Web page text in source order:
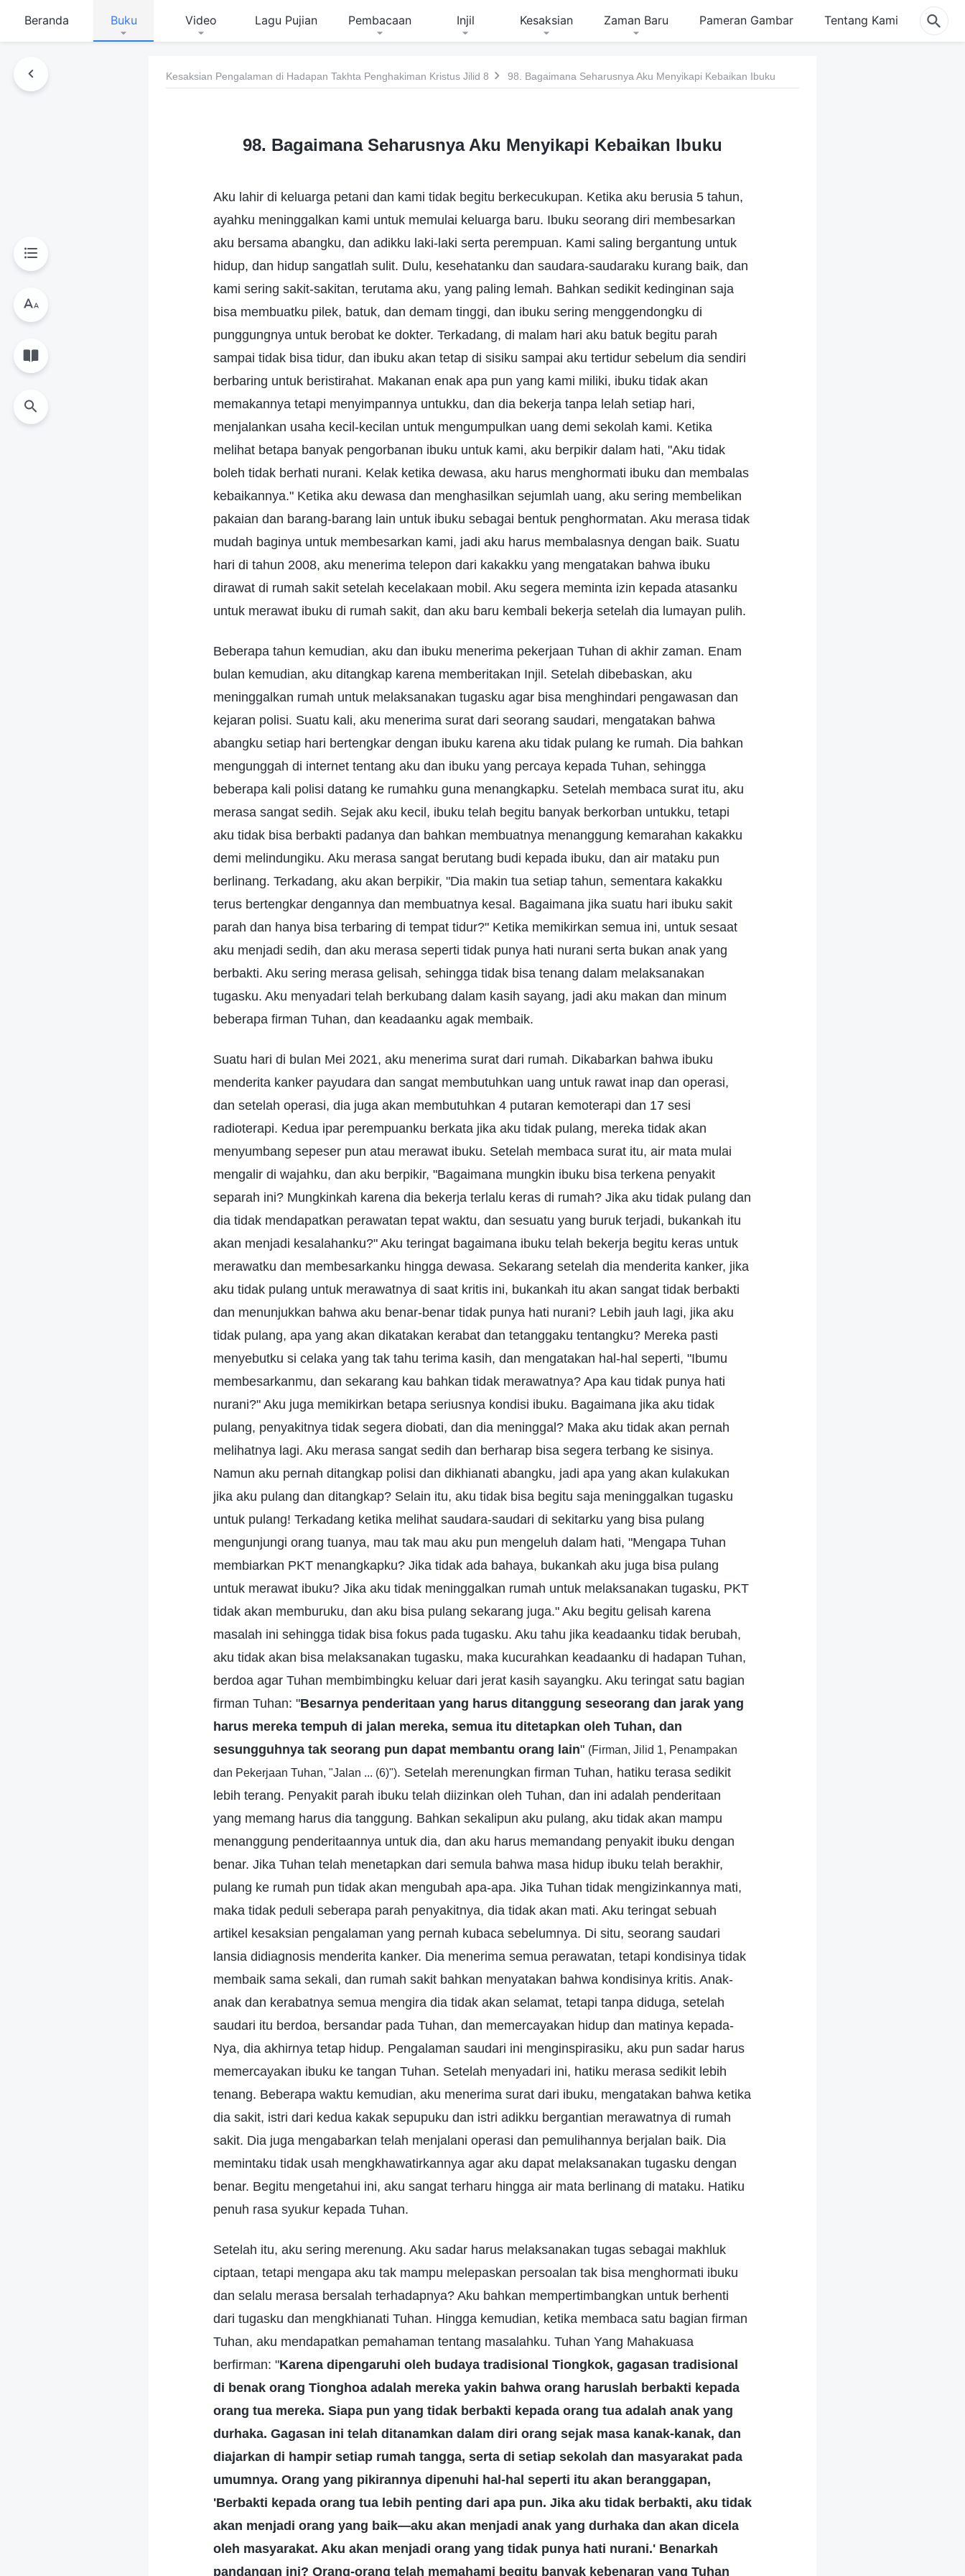
Beranda Buku Video Lagu Pujian Pembacaan Injil Kesaksian Zaman Baru Pameran Gambar Tentang Kami
Kesaksian Pengalaman di Hadapan Takhta Penghakiman Kristus Jilid 8 98. Bagaimana Seharusnya Aku Menyikapi Kebaikan Ibuku
98. Bagaimana Seharusnya Aku Menyikapi Kebaikan Ibuku
Aku lahir di keluarga petani dan kami tidak begitu berkecukupan. Ketika aku berusia 5 tahun,
ayahku meninggalkan kami untuk memulai keluarga baru. Ibuku seorang diri membesarkan
aku bersama abangku, dan adikku laki-laki serta perempuan. Kami saling bergantung untuk
hidup, dan hidup sangatlah sulit. Dulu, kesehatanku dan saudara-saudaraku kurang baik, dan
kami sering sakit-sakitan, terutama aku, yang paling lemah. Bahkan sedikit kedinginan saja
bisa membuatku pilek, batuk, dan demam tinggi, dan ibuku sering menggendongku di
punggungnya untuk berobat ke dokter. Terkadang, di malam hari aku batuk begitu parah
sampai tidak bisa tidur, dan ibuku akan tetap di sisiku sampai aku tertidur sebelum dia sendiri
berbaring untuk beristirahat. Makanan enak apa pun yang kami miliki, ibuku tidak akan
memakannya tetapi menyimpannya untukku, dan dia bekerja tanpa lelah setiap hari,
menjalankan usaha kecil-kecilan untuk mengumpulkan uang demi sekolah kami. Ketika
melihat betapa banyak pengorbanan ibuku untuk kami, aku berpikir dalam hati, "Aku tidak
boleh tidak berhati nurani. Kelak ketika dewasa, aku harus menghormati ibuku dan membalas
kebaikannya." Ketika aku dewasa dan menghasilkan sejumlah uang, aku sering membelikan
pakaian dan barang-barang lain untuk ibuku sebagai bentuk penghormatan. Aku merasa tidak
mudah baginya untuk membesarkan kami, jadi aku harus membalasnya dengan baik. Suatu
hari di tahun 2008, aku menerima telepon dari kakakku yang mengatakan bahwa ibuku
dirawat di rumah sakit setelah kecelakaan mobil. Aku segera meminta izin kepada atasanku
untuk merawat ibuku di rumah sakit, dan aku baru kembali bekerja setelah dia lumayan pulih.
Beberapa tahun kemudian, aku dan ibuku menerima pekerjaan Tuhan di akhir zaman. Enam
bulan kemudian, aku ditangkap karena memberitakan Injil. Setelah dibebaskan, aku
meninggalkan rumah untuk melaksanakan tugasku agar bisa menghindari pengawasan dan
kejaran polisi. Suatu kali, aku menerima surat dari seorang saudari, mengatakan bahwa
abangku setiap hari bertengkar dengan ibuku karena aku tidak pulang ke rumah. Dia bahkan
mengunggah di internet tentang aku dan ibuku yang percaya kepada Tuhan, sehingga
beberapa kali polisi datang ke rumahku guna menangkapku. Setelah membaca surat itu, aku
merasa sangat sedih. Sejak aku kecil, ibuku telah begitu banyak berkorban untukku, tetapi
aku tidak bisa berbakti padanya dan bahkan membuatnya menanggung kemarahan kakakku
demi melindungiku. Aku merasa sangat berutang budi kepada ibuku, dan air mataku pun
berlinang. Terkadang, aku akan berpikir, "Dia makin tua setiap tahun, sementara kakakku
terus bertengkar dengannya dan membuatnya kesal. Bagaimana jika suatu hari ibuku sakit
parah dan hanya bisa terbaring di tempat tidur?" Ketika memikirkan semua ini, untuk sesaat
aku menjadi sedih, dan aku merasa seperti tidak punya hati nurani serta bukan anak yang
berbakti. Aku sering merasa gelisah, sehingga tidak bisa tenang dalam melaksanakan
tugasku. Aku menyadari telah berkubang dalam kasih sayang, jadi aku makan dan minum
beberapa firman Tuhan, dan keadaanku agak membaik.
Suatu hari di bulan Mei 2021, aku menerima surat dari rumah. Dikabarkan bahwa ibuku
menderita kanker payudara dan sangat membutuhkan uang untuk rawat inap dan operasi,
dan setelah operasi, dia juga akan membutuhkan 4 putaran kemoterapi dan 17 sesi
radioterapi. Kedua ipar perempuanku berkata jika aku tidak pulang, mereka tidak akan
menyumbang sepeser pun atau merawat ibuku. Setelah membaca surat itu, air mata mulai
mengalir di wajahku, dan aku berpikir, "Bagaimana mungkin ibuku bisa terkena penyakit
separah ini? Mungkinkah karena dia bekerja terlalu keras di rumah? Jika aku tidak pulang dan
dia tidak mendapatkan perawatan tepat waktu, dan sesuatu yang buruk terjadi, bukankah itu
akan menjadi kesalahanku?" Aku teringat bagaimana ibuku telah bekerja begitu keras untuk
merawatku dan membesarkanku hingga dewasa. Sekarang setelah dia menderita kanker, jika
aku tidak pulang untuk merawatnya di saat kritis ini, bukankah itu akan sangat tidak berbakti
dan menunjukkan bahwa aku benar-benar tidak punya hati nurani? Lebih jauh lagi, jika aku
tidak pulang, apa yang akan dikatakan kerabat dan tetanggaku tentangku? Mereka pasti
menyebutku si celaka yang tak tahu terima kasih, dan mengatakan hal-hal seperti, "Ibumu
membesarkanmu, dan sekarang kau bahkan tidak merawatnya? Apa kau tidak punya hati
nurani?" Aku juga memikirkan betapa seriusnya kondisi ibuku. Bagaimana jika aku tidak
pulang, penyakitnya tidak segera diobati, dan dia meninggal? Maka aku tidak akan pernah
melihatnya lagi. Aku merasa sangat sedih dan berharap bisa segera terbang ke sisinya.
Namun aku pernah ditangkap polisi dan dikhianati abangku, jadi apa yang akan kulakukan
jika aku pulang dan ditangkap? Selain itu, aku tidak bisa begitu saja meninggalkan tugasku
untuk pulang! Terkadang ketika melihat saudara-saudari di sekitarku yang bisa pulang
mengunjungi orang tuanya, mau tak mau aku pun mengeluh dalam hati, "Mengapa Tuhan
membiarkan PKT menangkapku? Jika tidak ada bahaya, bukankah aku juga bisa pulang
untuk merawat ibuku? Jika aku tidak meninggalkan rumah untuk melaksanakan tugasku, PKT
tidak akan memburuku, dan aku bisa pulang sekarang juga." Aku begitu gelisah karena
masalah ini sehingga tidak bisa fokus pada tugasku. Aku tahu jika keadaanku tidak berubah,
aku tidak akan bisa melaksanakan tugasku, maka kucurahkan keadaanku di hadapan Tuhan,
berdoa agar Tuhan membimbingku keluar dari jerat kasih sayangku. Aku teringat satu bagian
firman Tuhan: "Besarnya penderitaan yang harus ditanggung seseorang dan jarak yang
harus mereka tempuh di jalan mereka, semua itu ditetapkan oleh Tuhan, dan
sesungguhnya tak seorang pun dapat membantu orang lain" (Firman, Jilid 1, Penampakan
dan Pekerjaan Tuhan, "Jalan ... (6)"). Setelah merenungkan firman Tuhan, hatiku terasa sedikit
lebih terang. Penyakit parah ibuku telah diizinkan oleh Tuhan, dan ini adalah penderitaan
yang memang harus dia tanggung. Bahkan sekalipun aku pulang, aku tidak akan mampu
menanggung penderitaannya untuk dia, dan aku harus memandang penyakit ibuku dengan
benar. Jika Tuhan telah menetapkan dari semula bahwa masa hidup ibuku telah berakhir,
pulang ke rumah pun tidak akan mengubah apa-apa. Jika Tuhan tidak mengizinkannya mati,
maka tidak peduli seberapa parah penyakitnya, dia tidak akan mati. Aku teringat sebuah
artikel kesaksian pengalaman yang pernah kubaca sebelumnya. Di situ, seorang saudari
lansia didiagnosis menderita kanker. Dia menerima semua perawatan, tetapi kondisinya tidak
membaik sama sekali, dan rumah sakit bahkan menyatakan bahwa kondisinya kritis. Anak-
anak dan kerabatnya semua mengira dia tidak akan selamat, tetapi tanpa diduga, setelah
saudari itu berdoa, bersandar pada Tuhan, dan memercayakan hidup dan matinya kepada-
Nya, dia akhirnya tetap hidup. Pengalaman saudari ini menginspirasiku, aku pun sadar harus
memercayakan ibuku ke tangan Tuhan. Setelah menyadari ini, hatiku merasa sedikit lebih
tenang. Beberapa waktu kemudian, aku menerima surat dari ibuku, mengatakan bahwa ketika
dia sakit, istri dari kedua kakak sepupuku dan istri adikku bergantian merawatnya di rumah
sakit. Dia juga mengabarkan telah menjalani operasi dan pemulihannya berjalan baik. Dia
memintaku tidak usah mengkhawatirkannya agar aku dapat melaksanakan tugasku dengan
benar. Begitu mengetahui ini, aku sangat terharu hingga air mata berlinang di mataku. Hatiku
penuh rasa syukur kepada Tuhan.
Setelah itu, aku sering merenung. Aku sadar harus melaksanakan tugas sebagai makhluk
ciptaan, tetapi mengapa aku tak mampu melepaskan persoalan tak bisa menghormati ibuku
dan selalu merasa bersalah terhadapnya? Aku bahkan mempertimbangkan untuk berhenti
dari tugasku dan mengkhianati Tuhan. Hingga kemudian, ketika membaca satu bagian firman
Tuhan, aku mendapatkan pemahaman tentang masalahku. Tuhan Yang Mahakuasa
berfirman: "Karena dipengaruhi oleh budaya tradisional Tiongkok, gagasan tradisional
di benak orang Tionghoa adalah mereka yakin bahwa orang haruslah berbakti kepada
orang tua mereka. Siapa pun yang tidak berbakti kepada orang tua adalah anak yang
durhaka. Gagasan ini telah ditanamkan dalam diri orang sejak masa kanak-kanak, dan
diajarkan di hampir setiap rumah tangga, serta di setiap sekolah dan masyarakat pada
umumnya. Orang yang pikirannya dipenuhi hal-hal seperti itu akan beranggapan,
'Berbakti kepada orang tua lebih penting dari apa pun. Jika aku tidak berbakti, aku tidak
akan menjadi orang yang baik—aku akan menjadi anak yang durhaka dan akan dicela
oleh masyarakat. Aku akan menjadi orang yang tidak punya hati nurani.' Benarkah
pandangan ini? Orang-orang telah memahami begitu banyak kebenaran yang Tuhan